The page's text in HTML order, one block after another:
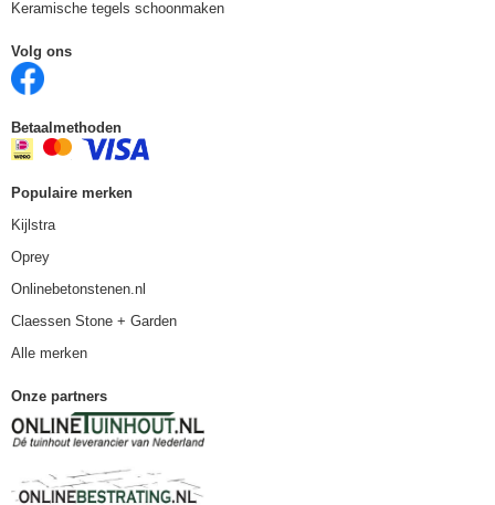
Keramische tegels schoonmaken
Volg ons
Betaalmethoden
Populaire merken
Kijlstra
Oprey
Onlinebetonstenen.nl
Claessen Stone + Garden
Alle merken
Onze partners